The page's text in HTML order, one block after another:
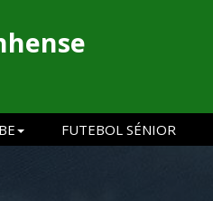
FUTEBOL SÉNIOR